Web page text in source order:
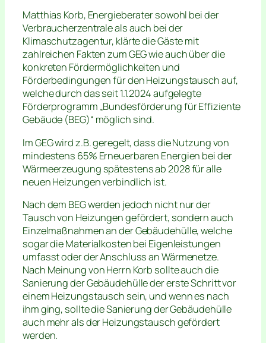
Matthias Korb, Energieberater sowohl bei der
Verbraucherzentrale als auch bei der
Klimaschutzagentur, klärte die Gäste mit
zahlreichen Fakten zum GEG wie auch über die
konkreten Fördermöglichkeiten und
Förderbedingungen für den Heizungstausch auf,
welche durch das seit 1.1.2024 aufgelegte
Förderprogramm „Bundesförderung für Effiziente
Gebäude (BEG)“ möglich sind.
Im GEG wird z.B. geregelt, dass die Nutzung von
mindestens 65% Erneuerbaren Energien bei der
Wärmeerzeugung spätestens ab 2028 für alle
neuen Heizungen verbindlich ist.
Nach dem BEG werden jedoch nicht nur der
Tausch von Heizungen gefördert, sondern auch
Einzelmaßnahmen an der Gebäudehülle, welche
sogar die Materialkosten bei Eigenleistungen
umfasst oder der Anschluss an Wärmenetze.
Nach Meinung von Herrn Korb sollte auch die
Sanierung der Gebäudehülle der erste Schritt vor
einem Heizungstausch sein, und wenn es nach
ihm ging, sollte die Sanierung der Gebäudehülle
auch mehr als der Heizungstausch gefördert
werden.